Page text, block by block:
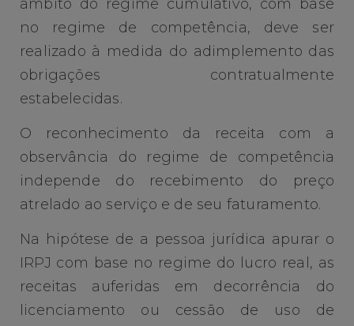
âmbito do regime cumulativo, com base
no regime de competência, deve ser
realizado à medida do adimplemento das
obrigações contratualmente
estabelecidas.
O reconhecimento da receita com a
observância do regime de competência
independe do recebimento do preço
atrelado ao serviço e de seu faturamento.
Na hipótese de a pessoa jurídica apurar o
IRPJ com base no regime do lucro real, as
receitas auferidas em decorrência do
licenciamento ou cessão de uso de